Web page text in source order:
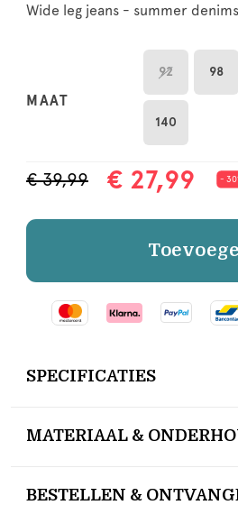
Wide leg jeans - summer
MAAT
92 98
140
€ 39,99 € 27,99 -
SPECIFICATIES
MATERIAAL &
BESTELLEN &